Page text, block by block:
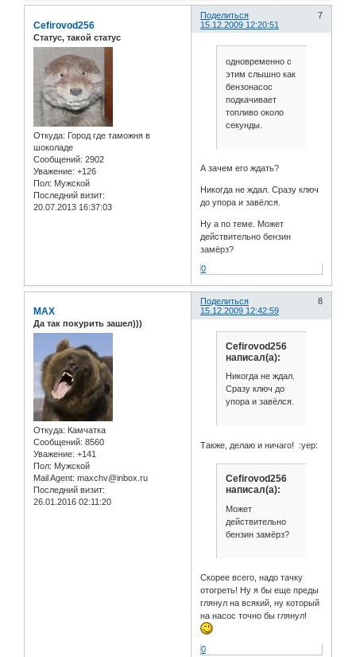
Поделиться
7
15.12.2009 12:20:51
Cefirovod256
Статус, такой статус
Откуда: Город где таможня в
шоколаде
Сообщений: 2902
Уважение: +126
Пол: Мужской
Последний визит:
20.07.2013 16:37:03
одновременно с
этим слышно как
бензонасос
подкачивает
топливо около
секунды.
А зачем его ждать?
Никогда не ждал. Сразу ключ
до упора и завёлся.
Ну а по теме. Может
действительно бензин
замёрз?
0
Поделиться
8
15.12.2009 12:42:59
MAX
Да так покурить зашел)))
Откуда: Камчатка
Сообщений: 8560
Уважение: +141
Пол: Мужской
Mail Agent: maxchv@inbox.ru
Последний визит:
26.01.2016 02:11:20
Cefirovod256
написал(а):
Никогда не ждал.
Сразу ключ до
упора и завёлся.
Также, делаю и ничаго! :yep:
Cefirovod256
написал(а):
Может
действительно
бензин замёрз?
Скорее всего, надо тачку
отогреть! Ну я бы еще преды
глянул на всякий, ну который
на насос точно бы глянул!
0